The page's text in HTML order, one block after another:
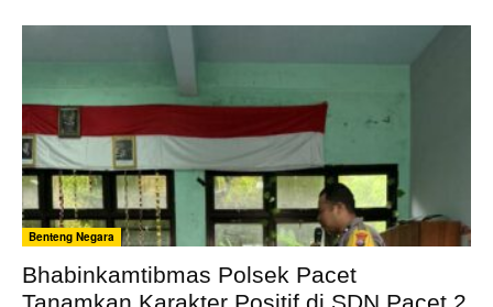
Benteng Negara
Bhabinkamtibmas Polsek Pacet